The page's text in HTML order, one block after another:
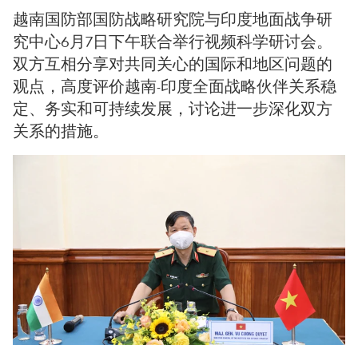
越南国防部国防战略研究院与印度地面战争研
究中心6月7日下午联合举行视频科学研讨会。
双方互相分享对共同关心的国际和地区问题的
观点，高度评价越南-印度全面战略伙伴关系稳
定、务实和可持续发展，讨论进一步深化双方
关系的措施。